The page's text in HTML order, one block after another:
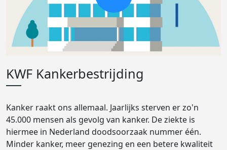
KWF Kankerbestrijding
Kanker raakt ons allemaal. Jaarlijks sterven er zo'n
45.000 mensen als gevolg van kanker. De ziekte is
hiermee in Nederland doodsoorzaak nummer één.
Minder kanker, meer genezing en een betere kwaliteit